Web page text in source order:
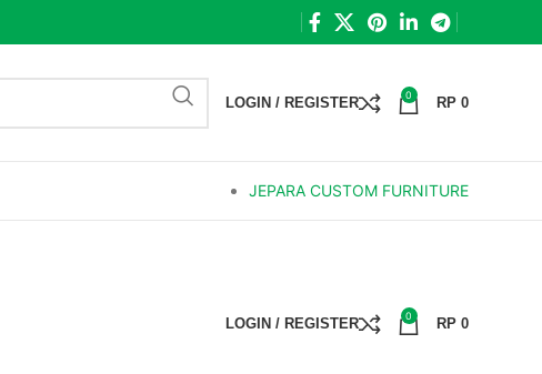
LOGIN / REGISTER 0 RP 0
JEPARA CUSTOM FURNITURE
LOGIN / REGISTER 0 RP 0